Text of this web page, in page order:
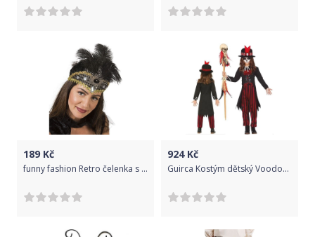
189 Kč
funny fashion Retro čelenka s černý peřím
924Kč
Guirca Kostým dětský Voodoo 7-9 let (vel. 122-134 cm)